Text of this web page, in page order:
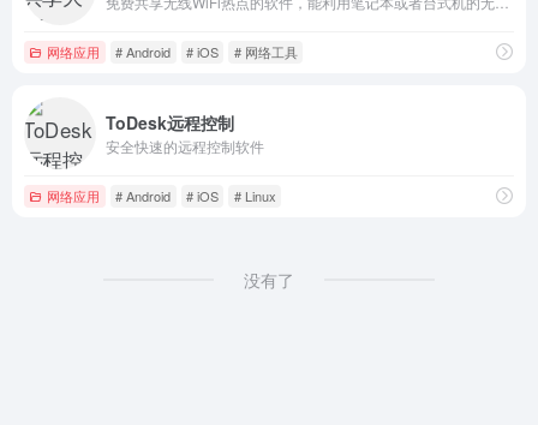
网络应用 # Android # iOS # 网络工具
ToDesk远程控制
安全快速的远程控制软件
网络应用 # Android # iOS # Linux
没有了